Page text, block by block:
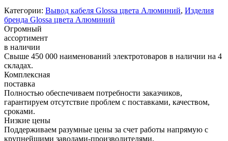
Категории: Вывод кабеля Glossa цвета Алюминий, Изделия
бренда Glossa цвета Алюминий
Огромный
ассортимент
в наличии
Свыше 450 000 наименований электротоваров в наличии на 4
складах.
Комплексная
поставка
Полностью обеспечиваем потребности заказчиков,
гарантируем отсутствие проблем с поставками, качеством,
сроками.
Низкие цены
Поддерживаем разумные цены за счет работы напрямую с
крупнейшими заводами-производителями.